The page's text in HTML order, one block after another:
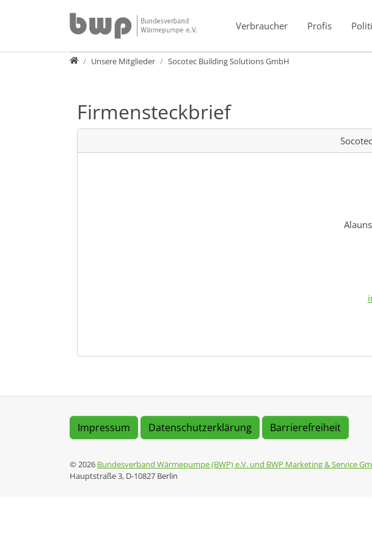
Verbraucher
Profis
Verband
Unsere Mitglieder Socotec Building Solutions GmbH
Firmensteckbrief
Impressum Datenschutzerklärung Barrierefreiheit
© 2026 Bundesverband Wärmepumpe (BWP) e.V. und BWP Marketing & Service
Hauptstraße 3, D-10827 Berlin